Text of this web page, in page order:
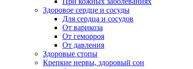
Здоровое сердце и сосуды
Для сердца и сосудов
От варикоза
От геморроя
От давления
Здоровые стопы
Крепкие нервы, здоровый сон